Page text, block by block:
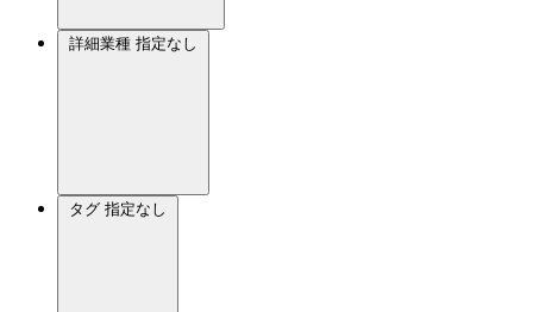
詳細業種 指定なし
タグ 指定なし